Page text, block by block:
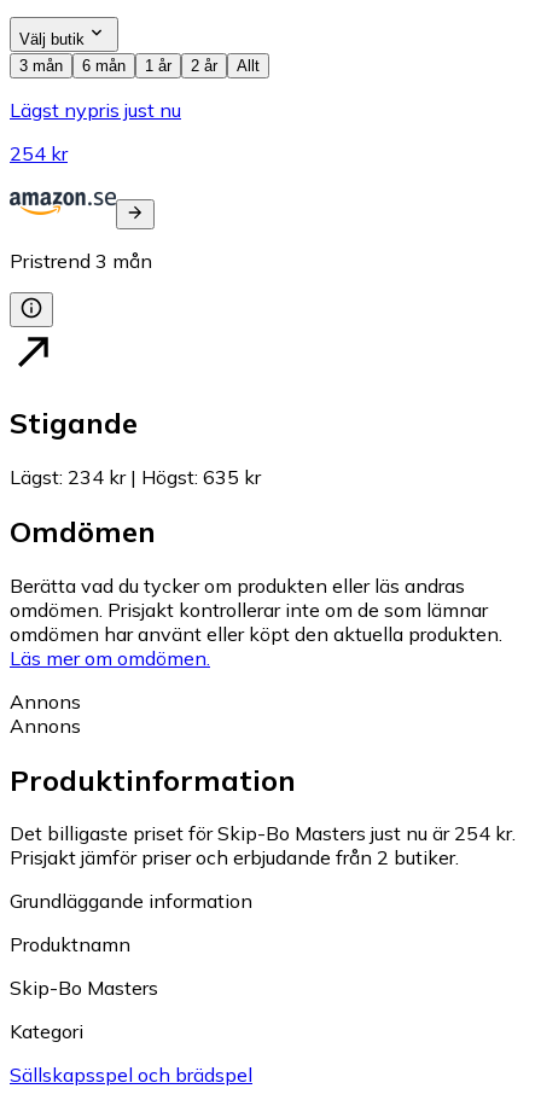
Välj butik
3 mån
6 mån 1 år 2 år Allt
Lägst nypris just nu
254 kr
Pristrend 3 mån
Stigande
Lägst: 234 kr| Högst: 635 kr
Omdömen
Berätta vad du tycker om produkten eller läs andras
omdömen. Prisjakt kontrollerar inte om de som lämnar
omdömen har använt eller köpt den aktuella produkten.
Läs mer om omdömen.
Annons
Annons
Produktinformation
Det billigaste priset för Skip-Bo Masters just nu är 254 kr.
Prisjakt jämför priser och erbjudande från 2 butiker.
Grundläggande information
Produktnamn
Skip-Bo Masters
Kategori
Sällskapsspel och brädspel